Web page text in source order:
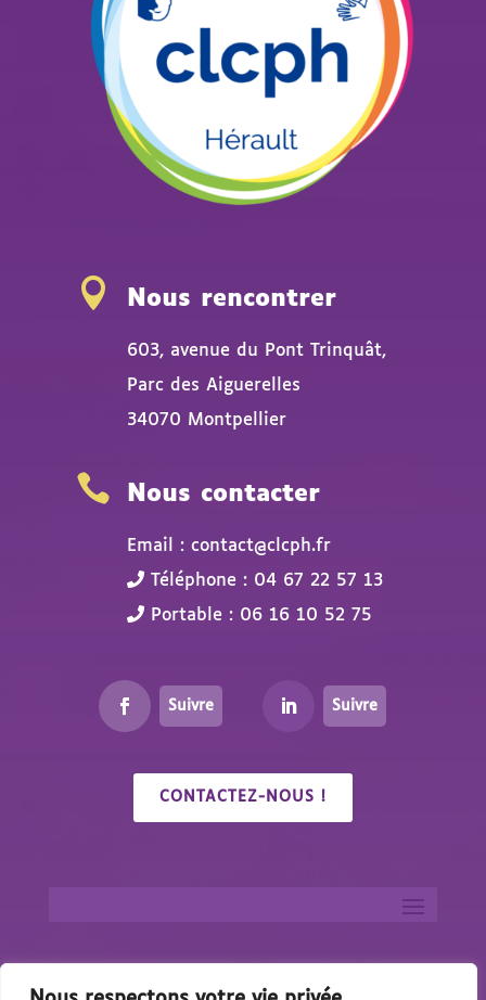
 Nous rencontrer
603, avenue du Pont Trinquât,
Parc des Aiguerelles
34070 Montpellier
 Nous contacter
Email : contact@clcph.fr
Téléphone : 04 67 22 57 13
Portable : 06 16 10 52 75
Suivre Suivre
CONTACTEZ-NOUS !